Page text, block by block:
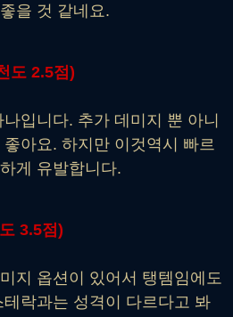
을 것 같네요.
도 2.5점)
입니다. 추가 데미지 뿐 아니
아요. 하지만 이것역시 빠르
게 유발합니다.
3.5점)
지 옵션이 있어서 탱템임에도
락과는 성격이 다르다고 봐